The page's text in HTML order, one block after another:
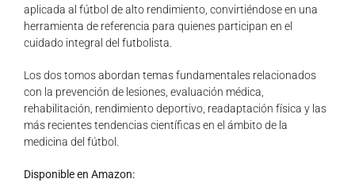
aplicada al fútbol de alto rendimiento, convirtiéndose en una
herramienta de referencia para quienes participan en el
cuidado integral del futbolista.
Los dos tomos abordan temas fundamentales relacionados
con la prevención de lesiones, evaluación médica,
rehabilitación, rendimiento deportivo, readaptación física y las
más recientes tendencias científicas en el ámbito de la
medicina del fútbol.
Disponible en Amazon: